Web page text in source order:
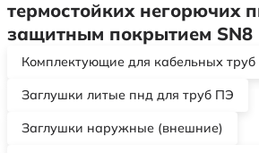
термостойких негорючих
защитным покрытием SN8
Комплектующие для кабельных труб
Заглушки литые пнд для труб ПЭ
Заглушки наружные (внешние)